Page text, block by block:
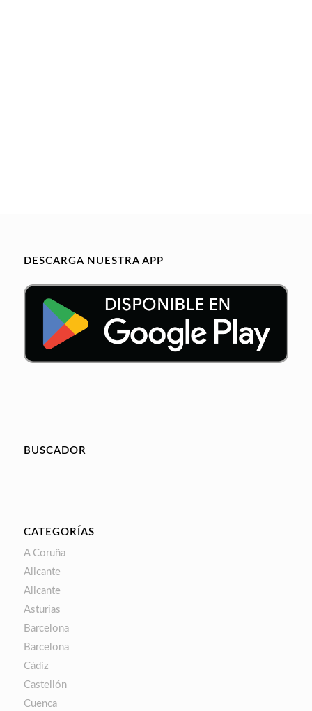
DESCARGA NUESTRA APP
BUSCADOR
CATEGORÍAS
A Coruña
Alicante
Alicante
Asturias
Barcelona
Barcelona
Cádiz
Castellón
Cuenca